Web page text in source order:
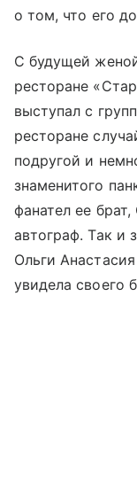
о том, что его
С будущей
ресторане
выступал с
ресторане
подругой и
знаменитого
фанател ее
автограф. Так и
Ольги
увидела своего